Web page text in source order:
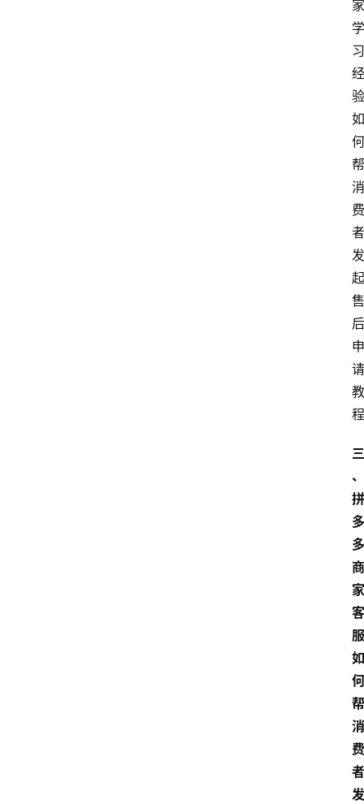
三
、
拼
多
多
商
家
客
服
如
何
帮
消
费
者
发